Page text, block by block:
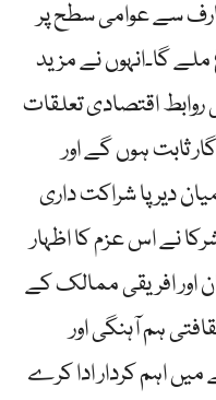
سے عوامی سطح پر
ملے گا۔انہوں نے مزید
اقتصادی تعلقات
ثابت ہوں گے اور
دیرپا شراکت داری
نے اس عزم کا اظہار
ڈے 2026 پاکستان اور افریقی ممالک کے
ہم آہنگی اور
اہم کردار ادا کرے